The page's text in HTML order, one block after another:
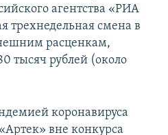
агентства «РИА
трехнедельная смена в
расценкам,
тысяч рублей (около
коронавируса
вне конкурса